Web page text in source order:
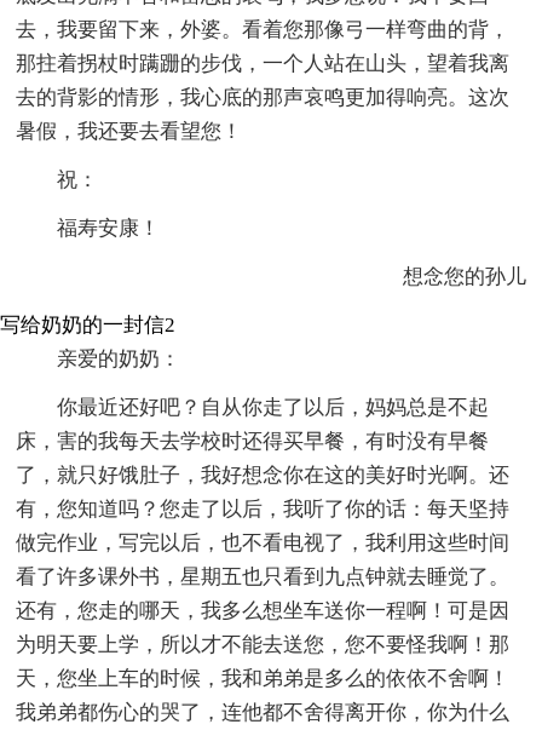
去，我要留下来，外婆。看着您那像弓一样弯曲的背，
那拄着拐杖时蹒跚的步伐，一个人站在山头，望着我离
去的背影的情形，我心底的那声哀鸣更加得响亮。这次
暑假，我还要去看望您！
祝：
福寿安康！
想念您的孙儿
写给奶奶的一封信2
亲爱的奶奶：
你最近还好吧？自从你走了以后，妈妈总是不起
床，害的我每天去学校时还得买早餐，有时没有早餐
了，就只好饿肚子，我好想念你在这的美好时光啊。还
有，您知道吗？您走了以后，我听了你的话：每天坚持
做完作业，写完以后，也不看电视了，我利用这些时间
看了许多课外书，星期五也只看到九点钟就去睡觉了。
还有，您走的哪天，我多么想坐车送你一程啊！可是因
为明天要上学，所以才不能去送您，您不要怪我啊！那
天，您坐上车的时候，我和弟弟是多么的依依不舍啊！
我弟弟都伤心的哭了，连他都不舍得离开你，你为什么